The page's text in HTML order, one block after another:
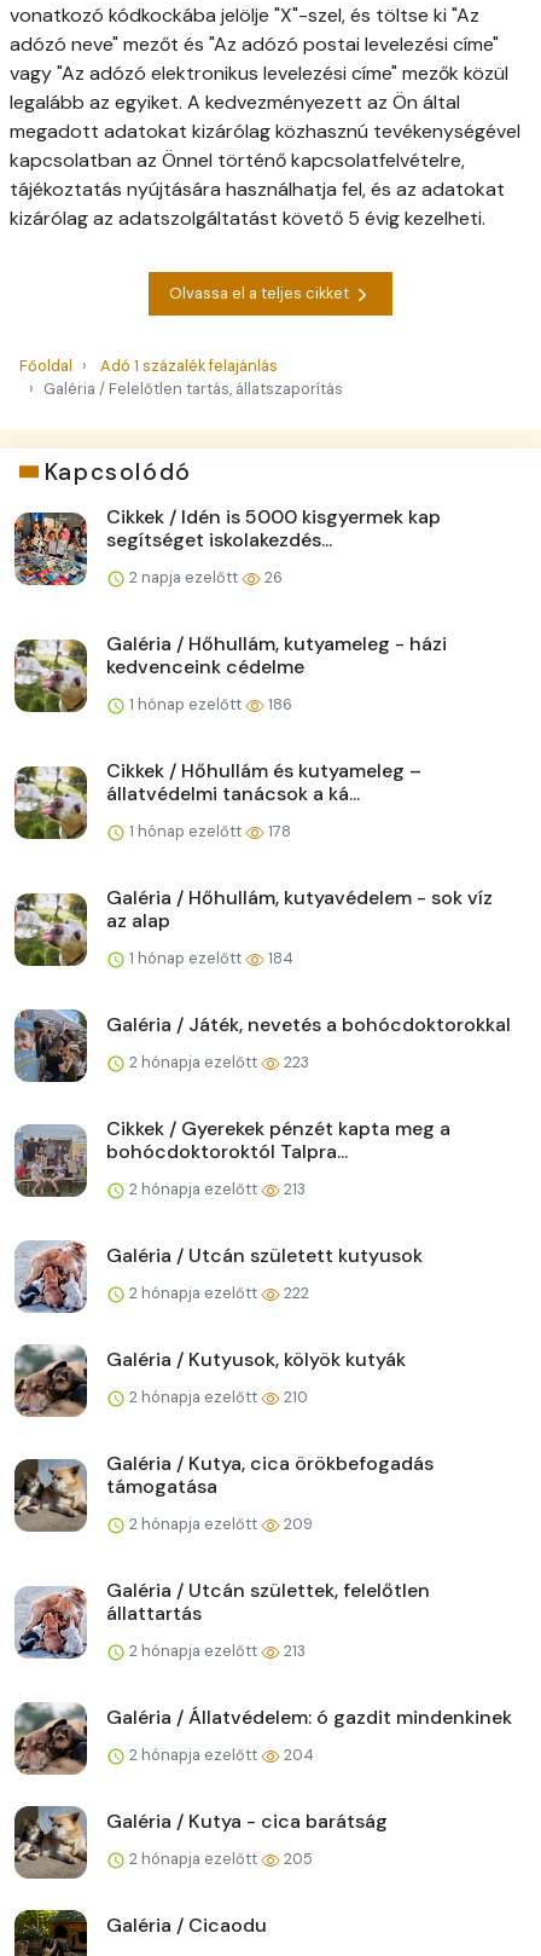
vonatkozó kódkockába jelölje "X"-szel, és töltse ki "Az
adózó neve" mezőt és "Az adózó postai levelezési címe"
vagy "Az adózó elektronikus levelezési címe" mezők közül
legalább az egyiket. A kedvezményezett az Ön által
megadott adatokat kizárólag közhasznú tevékenységével
kapcsolatban az Önnel történő kapcsolatfelvételre,
tájékoztatás nyújtására használhatja fel, és az adatokat
kizárólag az adatszolgáltatást követő 5 évig kezelheti.
Olvassa el a teljes cikket
Főoldal
Adó 1 százalék felajánlás
Galéria / Felelőtlen tartás, állatszaporítás
Kapcsolódó
Cikkek / Idén is 5000 kisgyermek kap
segítséget iskolakezdés...
2 napja ezelőtt 26
Galéria / Hőhullám, kutyameleg - házi
kedvenceink cédelme
1 hónap ezelőtt 186
Cikkek / Hőhullám és kutyameleg –
állatvédelmi tanácsok a ká...
1 hónap ezelőtt 178
Galéria / Hőhullám, kutyavédelem - sok víz
az alap
1 hónap ezelőtt 184
Galéria / Játék, nevetés a bohócdoktorokkal
2 hónapja ezelőtt 223
Cikkek / Gyerekek pénzét kapta meg a
bohócdoktoroktól Talpra...
2 hónapja ezelőtt 213
Galéria / Utcán született kutyusok
2 hónapja ezelőtt 222
Galéria / Kutyusok, kölyök kutyák
2 hónapja ezelőtt 210
Galéria / Kutya, cica örökbefogadás
támogatása
2 hónapja ezelőtt 209
Galéria / Utcán születtek, felelőtlen
állattartás
2 hónapja ezelőtt 213
Galéria / Állatvédelem: ó gazdit mindenkinek
2 hónapja ezelőtt 204
Galéria / Kutya - cica barátság
2 hónapja ezelőtt 205
Galéria / Cicaodu